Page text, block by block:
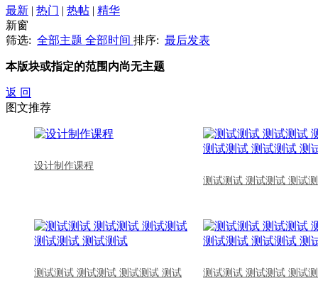
最新 | 热门 | 热帖 | 精华
新窗
筛选: 全部主题 全部时间 排序: 最后发表
本版块或指定的范围内尚无主题
返 回
图文推荐
设计制作课程
测试测试 测试测试 测试
测试测试 测试测试 测试测试 测试 测试测试 测试测试 测试